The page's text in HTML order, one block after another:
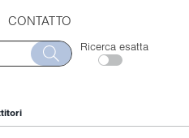
CONTATTO
Ricerca esatta